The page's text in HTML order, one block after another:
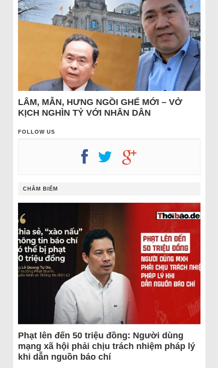
LÂM, MẪN, HƯNG NGỒI GHẾ MỚI – VỞ
KỊCH NGHÌN TỶ VỚI NHÂN DÂN
FOLLOW US
CHÂM BIẾM
Phạt lên đến 50 triệu đồng: Người dùng
mạng xã hội phải chịu trách nhiệm pháp lý
khi dẫn nguồn báo chí